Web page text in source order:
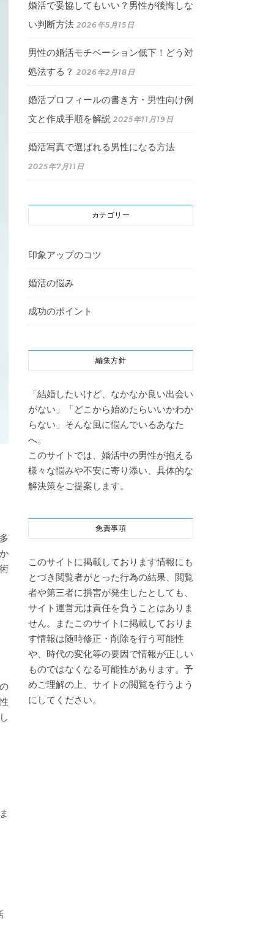
婚活で妥協してもいい？男性が後悔しな
い判断方法 2026年5月15日
男性の婚活モチベーション低下！どう対
処法する？ 2026年2月18日
婚活プロフィールの書き方・男性向け例
文と作成手順を解説 2025年11月19日
婚活写真で選ばれる男性になる方法
2025年7月11日
カテゴリー
印象アップのコツ
婚活の悩み
成功のポイント
編集方針
「結婚したいけど、なかなか良い出会い
がない」「どこから始めたらいいかわか
らない」そんな風に悩んでいるあなた
へ。
このサイトでは、婚活中の男性が抱える
様々な悩みや不安に寄り添い、具体的な
解決策をご提案します。
免責事項
このサイトに掲載しております情報にも
とづき閲覧者がとった行為の結果、閲覧
者や第三者に損害が発生したとしても、
サイト運営元は責任を負うことはありま
せん。またこのサイトに掲載しておりま
す情報は随時修正・削除を行う可能性
や、時代の変化等の要因で情報が正しい
ものではなくなる可能性があります。予
めご理解の上、サイトの閲覧を行うよう
にしてください。